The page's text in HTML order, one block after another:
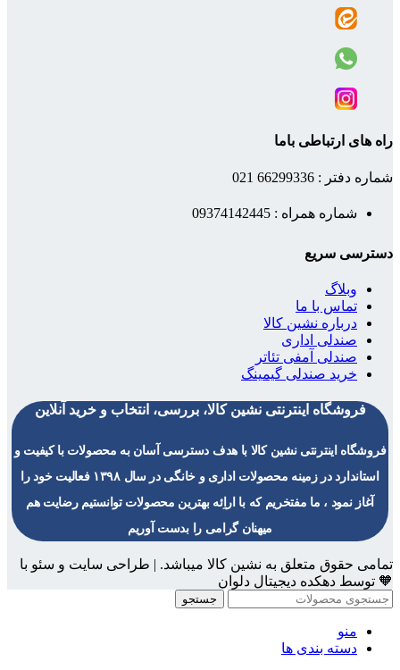
راه های ارتباطی باما
شماره دفتر : 66299336 021
شماره همراه : 09374142445
دسترسی سریع
وبلاگ
تماس با ما
درباره نشین کالا
صندلی اداری
صندلی آمفی تئاتر
خرید صندلی گیمینگ
فروشگاه اینترنتی نشین کالا، بررسی، انتخاب و خرید آنلاین
فروشگاه اینترنتی نشین کالا با هدف دسترسی آسان به محصولات با کیفیت و
استاندارد در زمینه محصولات اداری و خانگی در سال ۱۳۹۸ فعالیت خود را
آغاز نمود ، ما مفتخریم که با اراِئه بهترین محصولات توانستیم رضایت هم
میهنان گرامی را بدست آوریم
تمامی حقوق متعلق به نشین کالا میباشد. | طراحی سایت و سئو با
🧡 توسط دهکده دیجیتال دلوان
جستجو
منو
دسته بندی ها